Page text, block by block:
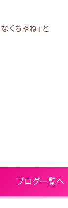
くちゃね」と
ブログ一覧へ